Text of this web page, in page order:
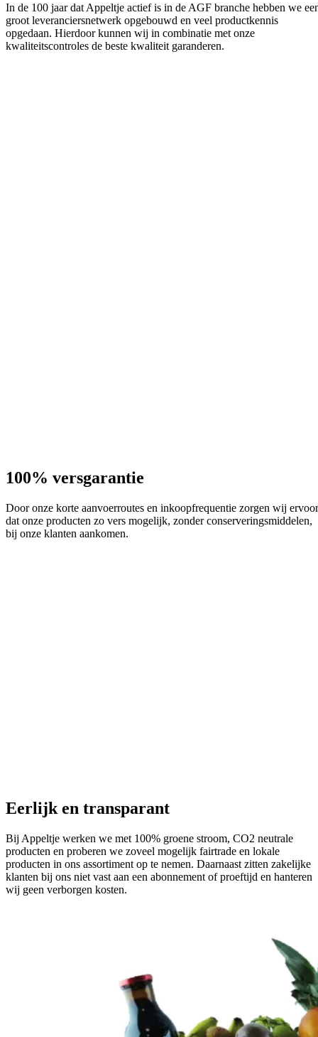
In de 100 jaar dat Appeltje actief is in de AGF branche hebben we
groot leveranciersnetwerk opgebouwd en veel productkennis
opgedaan. Hierdoor kunnen wij in combinatie met onze
kwaliteitscontroles de beste kwaliteit garanderen.
100% versgarantie
Door onze korte aanvoerroutes en inkoopfrequentie zorgen wij ervoor
dat onze producten zo vers mogelijk, zonder conserveringsmiddelen,
bij onze klanten aankomen.
Eerlijk en transparant
Bij Appeltje werken we met 100% groene stroom, CO2 neutrale
producten en proberen we zoveel mogelijk fairtrade en lokale
producten in ons assortiment op te nemen. Daarnaast zitten zakelijke
klanten bij ons niet vast aan een abonnement of proeftijd en hanteren
wij geen verborgen kosten.